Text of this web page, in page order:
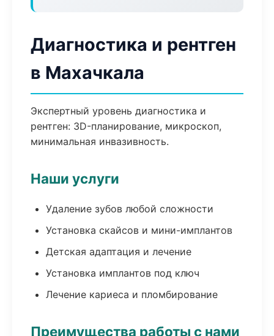
Диагностика и рентген
в Махачкала
Экспертный уровень диагностика и
рентген: 3D-планирование, микроскоп,
минимальная инвазивность.
Наши услуги
Удаление зубов любой сложности
Установка скайсов и мини-имплантов
Детская адаптация и лечение
Установка имплантов под ключ
Лечение кариеса и пломбирование
Преимущества работы с нами